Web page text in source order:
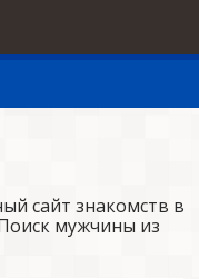
сайт знакомств в
мужчины из